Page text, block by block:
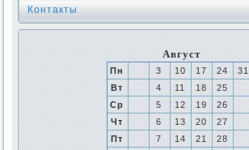
Контакты
Август
Пн 3 10 17 24
31
Вт
4 11 18
25
Ср
5 12 19
26
Чт
6 13 20
27
Пт
7 14 21
28